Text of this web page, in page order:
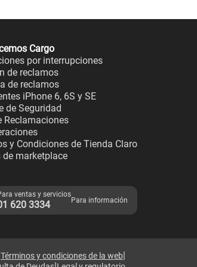
Cargo
por interrupciones
de reclamos
de reclamos
iPhone 6, 6S y SE
de Seguridad
Reclamaciones
y Condiciones de Tienda Claro
de marketplace
ventas y servicios
620 3334 Para información
Términos y condiciones de la web|